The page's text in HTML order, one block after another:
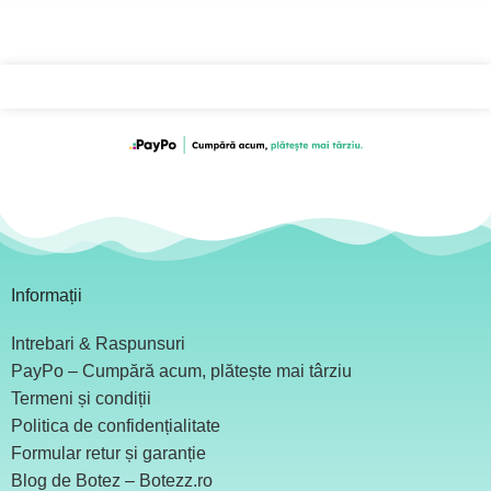
Informații
Intrebari & Raspunsuri
PayPo – Cumpără acum, plătește mai târziu
Termeni și condiții
Politica de confidențialitate
Formular retur și garanție
Blog de Botez – Botezz.ro